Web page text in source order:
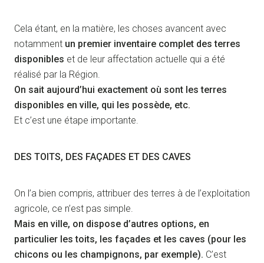
Cela étant, en la matière, les choses avancent avec
notamment un premier inventaire complet des terres
disponibles et de leur affectation actuelle qui a été
réalisé par la Région.
On sait aujourd’hui exactement où sont les terres
disponibles en ville, qui les possède, etc.
Et c’est une étape importante.
DES TOITS, DES FAÇADES ET DES CAVES
On l’a bien compris, attribuer des terres à de l’exploitation
agricole, ce n’est pas simple.
Mais en ville, on dispose d’autres options, en
particulier les toits, les façades et les caves (pour les
chicons ou les champignons, par exemple). C’est